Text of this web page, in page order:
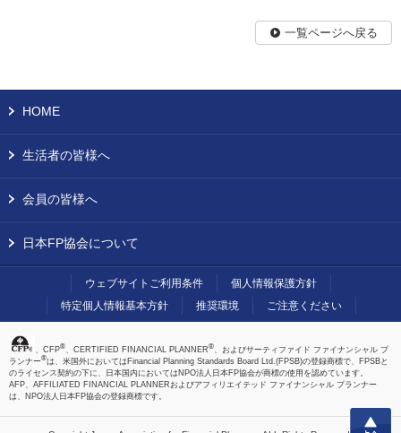
一覧ページへ戻る
上へ
HOME
生活者の皆様へ
会員の皆様へ
日本FP協会について
ウェブサイトご利用条件
個人情報保護方針
特定個人情報基本方針
推奨環境 ご注意ください
、CFP® 、CERTIFIED FINANCIAL PLANNER® 、およびサーティファイド ファイナンシャル プ
ランナー®は、米国外においてはFinancial Planning Standards Board Ltd.(FPSB)の登録商標で、FPSBと
のライセンス契約の下に、日本国内においてはNPO法人日本FP協会が商標の使用を認めています。
AFP、AFFILIATED FINANCIAL PLANNERおよびアフィリエイテッド ファイナンシャル プランナー
は、NPO法人日本FP協会の登録商標です。